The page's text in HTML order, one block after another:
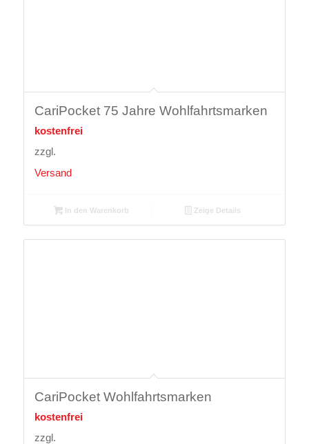
CariPocket 75 Jahre Wohlfahrtsmarken
kostenfrei
zzgl.
Versand
In den Warenkorb Zeige Details
CariPocket Wohlfahrtsmarken
kostenfrei
zzgl.